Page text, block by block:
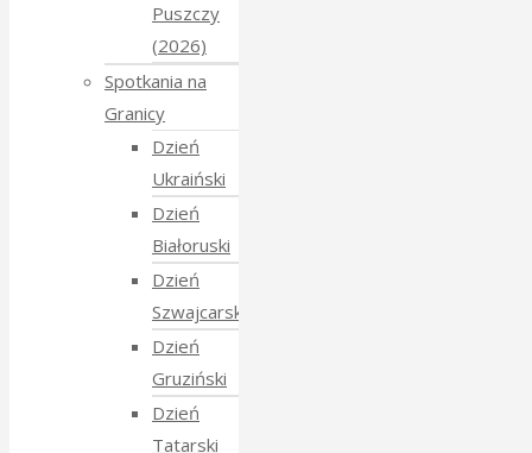
Puszczy
(2026)
Spotkania na
Granicy
Dzień
Ukraiński
Dzień
Białoruski
Dzień
Szwajcarski
Dzień
Gruziński
Dzień
Tatarski